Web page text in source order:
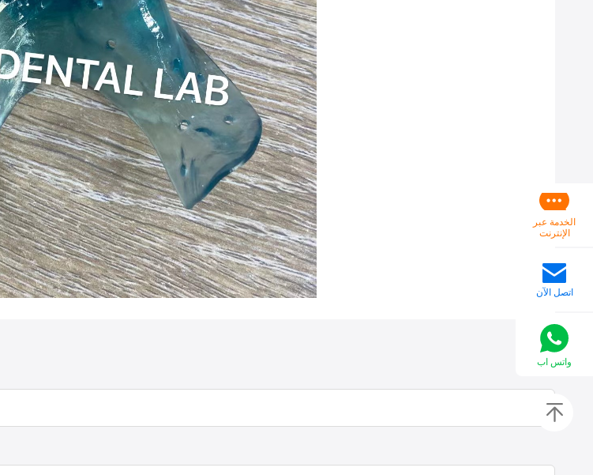
الخدمة عبر
الإنترنت
اتصل الآن
واتس اب